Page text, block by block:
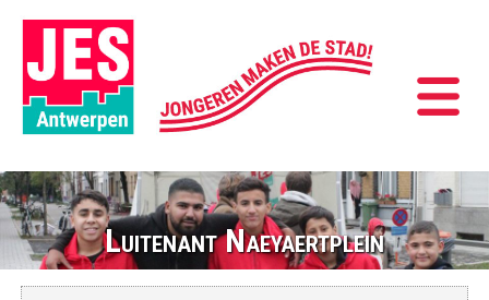
Luitenant Naeyaertplein